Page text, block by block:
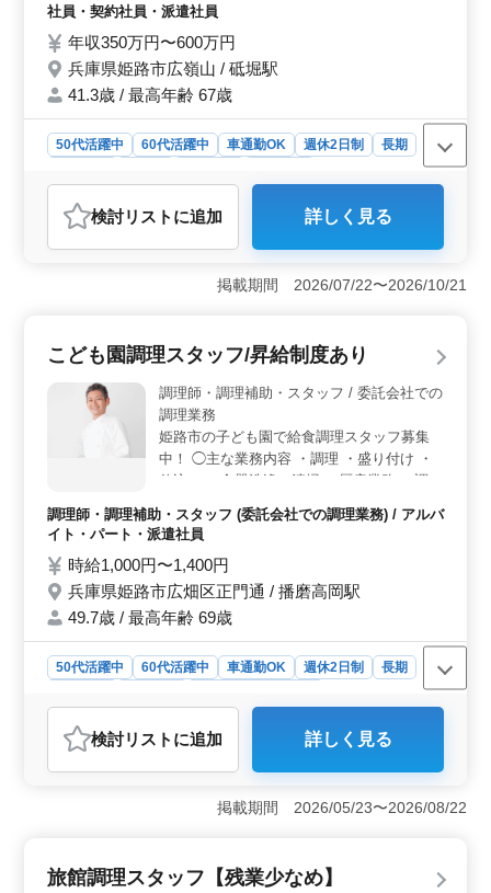
時間については相談に応じます。 現在60歳
以上のベテラン料理人も活躍中。 今までの
経験を活かして、厨房で活躍してみません
か？
社員・契約社員・派遣社員
年収350万円〜600万円
兵庫県姫路市広嶺山 / 砥堀駅
41.3歳 / 最高年齢 67歳
50代活躍中 60代活躍中 車通勤OK 週休2日制
長期
おすすめポイント
＜調理経験を活かせる職場＞ 調理経験が1年以上あれ
ば、これまでのスキルを十分に発揮できるポジションで
す。和食レストランでのサービス業務を通じて、料理の
トルバスが運行しており、車通勤も可能なので、アクセ
スも便利です。また、勤務時間や出勤日数に関しても相
談に応じてくれるため、個々のライフスタイルに合わせ
た働き方ができるのも魅力です。 ＜安定した福利厚
生と長期的な働き方＞ 年間休日117日としっかり休みを
確保でき、賞与が年2回支給されるため、安定した収入も
しており、長く働ける職場環境が整っています。
検討リスト に追加 詳しく見る
掲載期間 2026/07/22〜2026/10/21
こども園調理スタッフ/昇給制度あり
調理師・調理補助・スタッフ / 委託会社での
調理業務
姫路市の子ども園で給食調理スタッフ募集
中！ ◯主な業務内容 ・調理 ・盛り付け ・
仕込み ・食器洗浄、清掃 ・厨房業務 ・調理
も少なく済みます。 ＊昇給制度あり ＊車通
勤OK ＊50歳以上活躍中 ＊60歳以上活躍中
調理師・調理補助・スタッフ (委託会社での調理業務) / アルバ
イト・パート・派遣社員
時給1,000円〜1,400円
兵庫県姫路市広畑区正門通 / 播磨高岡駅
49.7歳 / 最高年齢 69歳
50代活躍中 60代活躍中 車通勤OK 週休2日制
長期
おすすめポイント
＜安定性と成長機会＞ 経験やスキルに応じて昇給制度
も適用されるため、長期的に安定した収入が期待できま
す。各種保険も完備しており、安定した働き方が可能で
かせる環境＞ シニア世代のスタッフが既に活躍してお
検討リスト に追加 詳しく見る
掲載期間 2026/05/23〜2026/08/22
旅館調理スタッフ【残業少なめ】